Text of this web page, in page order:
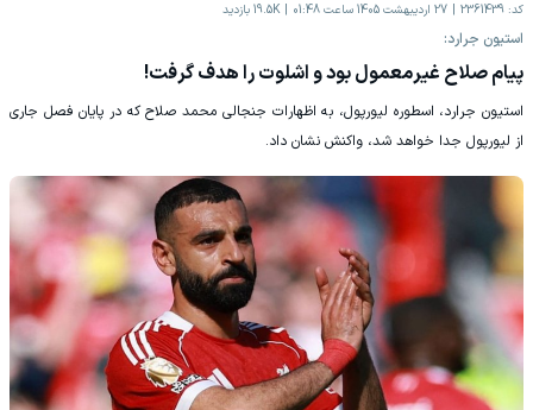
کد: 2361439 27 اردیبهشت 1405 ساعت 01:48 19.5K بازدید
استیون جرارد:
پیام صلاح غیرمعمول بود و اشلوت را هدف گرفت!
استیون جرارد، اسطوره لیورپول، به اظهارات جنجالی محمد صلاح که در پایان فصل جاری
از لیورپول جدا خواهد شد، واکنش نشان داد.